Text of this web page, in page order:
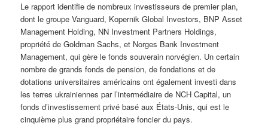
Le rapport identifie de nombreux investisseurs de premier plan,
dont le groupe Vanguard, Kopernik Global Investors, BNP Asset
Management Holding, NN Investment Partners Holdings,
propriété de Goldman Sachs, et Norges Bank Investment
Management, qui gère le fonds souverain norvégien. Un certain
nombre de grands fonds de pension, de fondations et de
dotations universitaires américains ont également investi dans
les terres ukrainiennes par l’intermédiaire de NCH Capital, un
fonds d’investissement privé basé aux États-Unis, qui est le
cinquième plus grand propriétaire foncier du pays.